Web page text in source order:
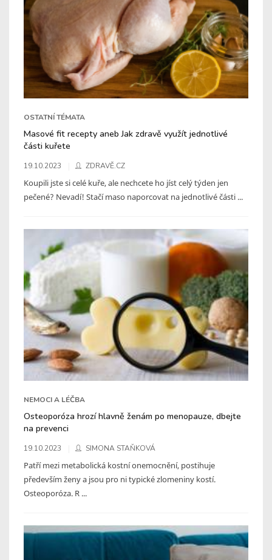
OSTATNÍ TÉMATA
Masové fit recepty aneb Jak zdravě využít jednotlivé
části kuřete
19.10.2023 ZDRAVĚ.CZ
Koupili jste si celé kuře, ale nechcete ho jíst celý týden jen
pečené? Nevadí! Stačí maso naporcovat na jednotlivé části ...
NEMOCI A LÉČBA
Osteoporóza hrozí hlavně ženám po menopauze, dbejte
na prevenci
19.10.2023 SIMONA STAŇKOVÁ
Patří mezi metabolická kostní onemocnění, postihuje
především ženy a jsou pro ni typické zlomeniny kostí.
Osteoporóza. R ...